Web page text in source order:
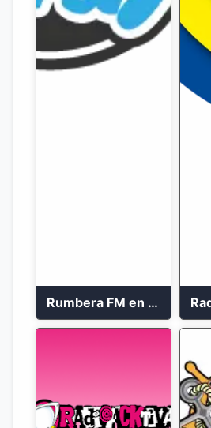
Rumbera FM en vivo 24/7